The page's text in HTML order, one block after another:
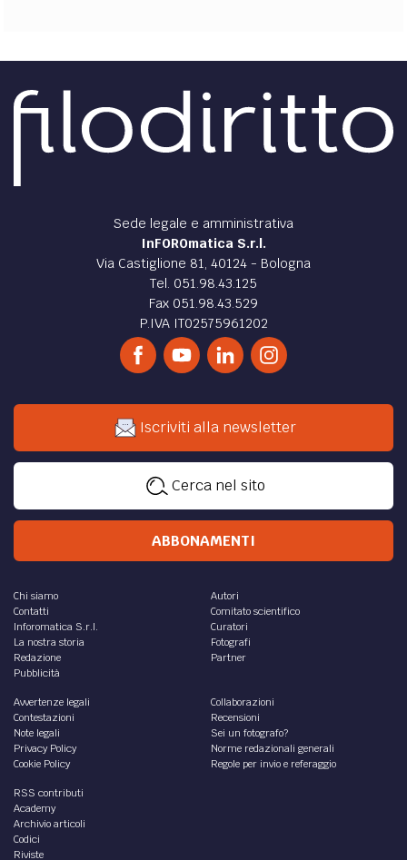
Sede legale e amministrativa
InFOROmatica S.r.l.
Via Castiglione 81, 40124 - Bologna
Tel. 051.98.43.125
Fax 051.98.43.529
P.IVA IT02575961202
Iscriviti alla newsletter
Cerca nel sito
ABBONAMENTI
Chi siamo
Contatti
Inforomatica S.r.l.
La nostra storia
Redazione
Pubblicità
Autori
Comitato scientifico
Curatori
Fotografi
Partner
Avvertenze legali
Contestazioni
Note legali
Privacy Policy
Cookie Policy
Collaborazioni
Recensioni
Sei un fotografo?
Norme redazionali generali
Regole per invio e referaggio
RSS contributi
Academy
Archivio articoli
Codici
Riviste